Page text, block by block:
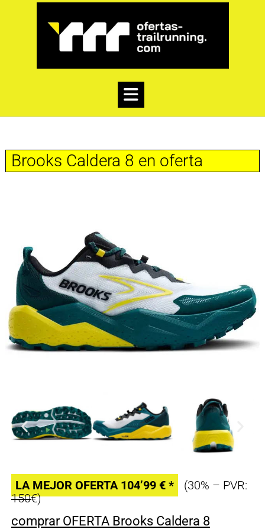
Brooks Caldera 8 en oferta
LA MEJOR OFERTA 104’99 € *
(30% – PVR:
150€)
comprar OFERTA Brooks Caldera 8